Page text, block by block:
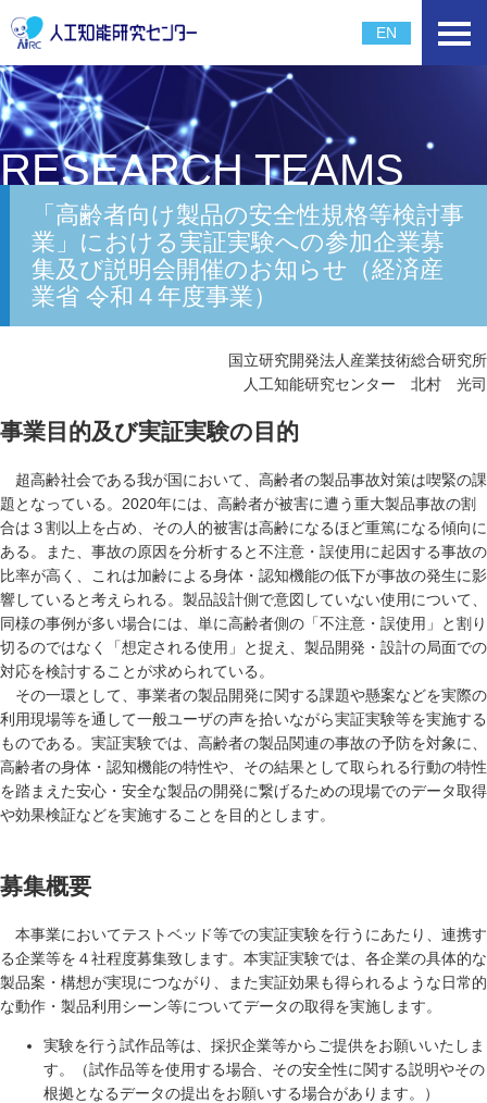
EN
RESEARCH TEAMS
「高齢者向け製品の安全性規格等検討事
業」における実証実験への参加企業募
集及び説明会開催のお知らせ（経済産
業省 令和４年度事業）
国立研究開発法人産業技術総合研究所
人工知能研究センター 北村 光司
事業目的及び実証実験の目的
超高齢社会である我が国において、高齢者の製品事故対策は喫緊の課
題となっている。2020年には、高齢者が被害に遭う重大製品事故の割
合は３割以上を占め、その人的被害は高齢になるほど重篤になる傾向に
ある。また、事故の原因を分析すると不注意・誤使用に起因する事故の
比率が高く、これは加齢による身体・認知機能の低下が事故の発生に影
響していると考えられる。製品設計側で意図していない使用について、
同様の事例が多い場合には、単に高齢者側の「不注意・誤使用」と割り
切るのではなく「想定される使用」と捉え、製品開発・設計の局面での
対応を検討することが求められている。
その一環として、事業者の製品開発に関する課題や懸案などを実際の
利用現場等を通して一般ユーザの声を拾いながら実証実験等を実施する
ものである。実証実験では、高齢者の製品関連の事故の予防を対象に、
高齢者の身体・認知機能の特性や、その結果として取られる行動の特性
を踏まえた安心・安全な製品の開発に繋げるための現場でのデータ取得
や効果検証などを実施することを目的とします。
募集概要
本事業においてテストベッド等での実証実験を行うにあたり、連携す
る企業等を４社程度募集致します。本実証実験では、各企業の具体的な
製品案・構想が実現につながり、また実証効果も得られるような日常的
な動作・製品利用シーン等についてデータの取得を実施します。
実験を行う試作品等は、採択企業等からご提供をお願いいたしま
す。（試作品等を使用する場合、その安全性に関する説明やその
根拠となるデータの提出をお願いする場合があります。）